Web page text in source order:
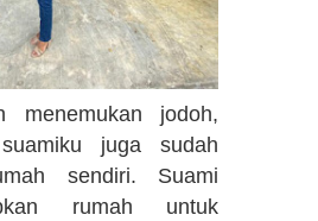
menemukan jodoh,
juga sudah
sendiri. Suami
rumah untuk